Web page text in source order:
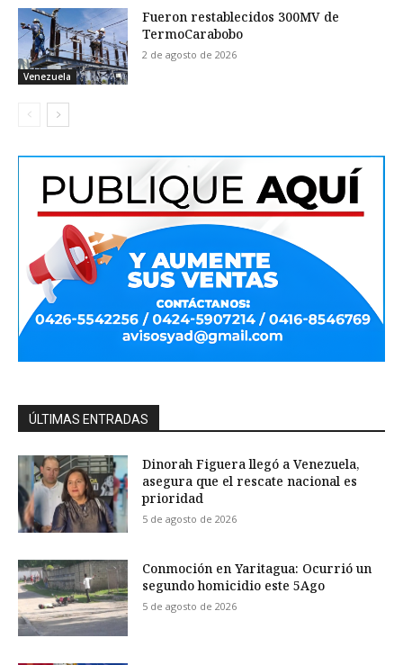
Venezuela
Fueron restablecidos 300MV de
TermoCarabobo
2 de agosto de 2026
ÚLTIMAS ENTRADAS
Dinorah Figuera llegó a Venezuela,
asegura que el rescate nacional es
prioridad
5 de agosto de 2026
Conmoción en Yaritagua: Ocurrió un
segundo homicidio este 5Ago
5 de agosto de 2026